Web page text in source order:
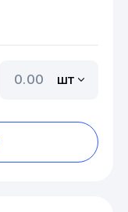
шт